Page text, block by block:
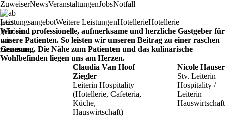
ZuweiserNewsVeranstaltungenJobsNotfall
LeistungsangebotWeitere LeistungenHotellerieHotellerie
Wir sind professionelle, aufmerksame und herzliche Gastgeber für
unsere Patienten. So leisten wir unseren Beitrag zu einer raschen
Genesung. Die Nähe zum Patienten und das kulinarische
Wohlbefinden liegen uns am Herzen.
Claudia Van Hoof
Ziegler
Leiterin Hospitality
(Hotellerie, Cafeteria,
Küche,
Hauswirtschaft)
Nicole Hauser
Stv. Leiterin
Hospitality /
Leiterin
Hauswirtschaft